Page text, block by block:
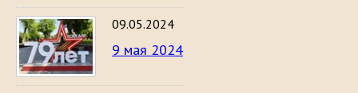
09.05.2024
9 мая 2024